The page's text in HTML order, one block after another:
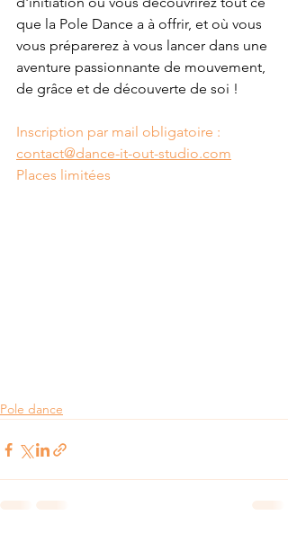
que la Pole Dance a à offrir, et où vous
vous préparerez à vous lancer dans une
aventure passionnante de mouvement,
de grâce et de découverte de soi !
Inscription par mail obligatoire :
contact@dance-it-out-studio.com
Places limitées
Pole dance